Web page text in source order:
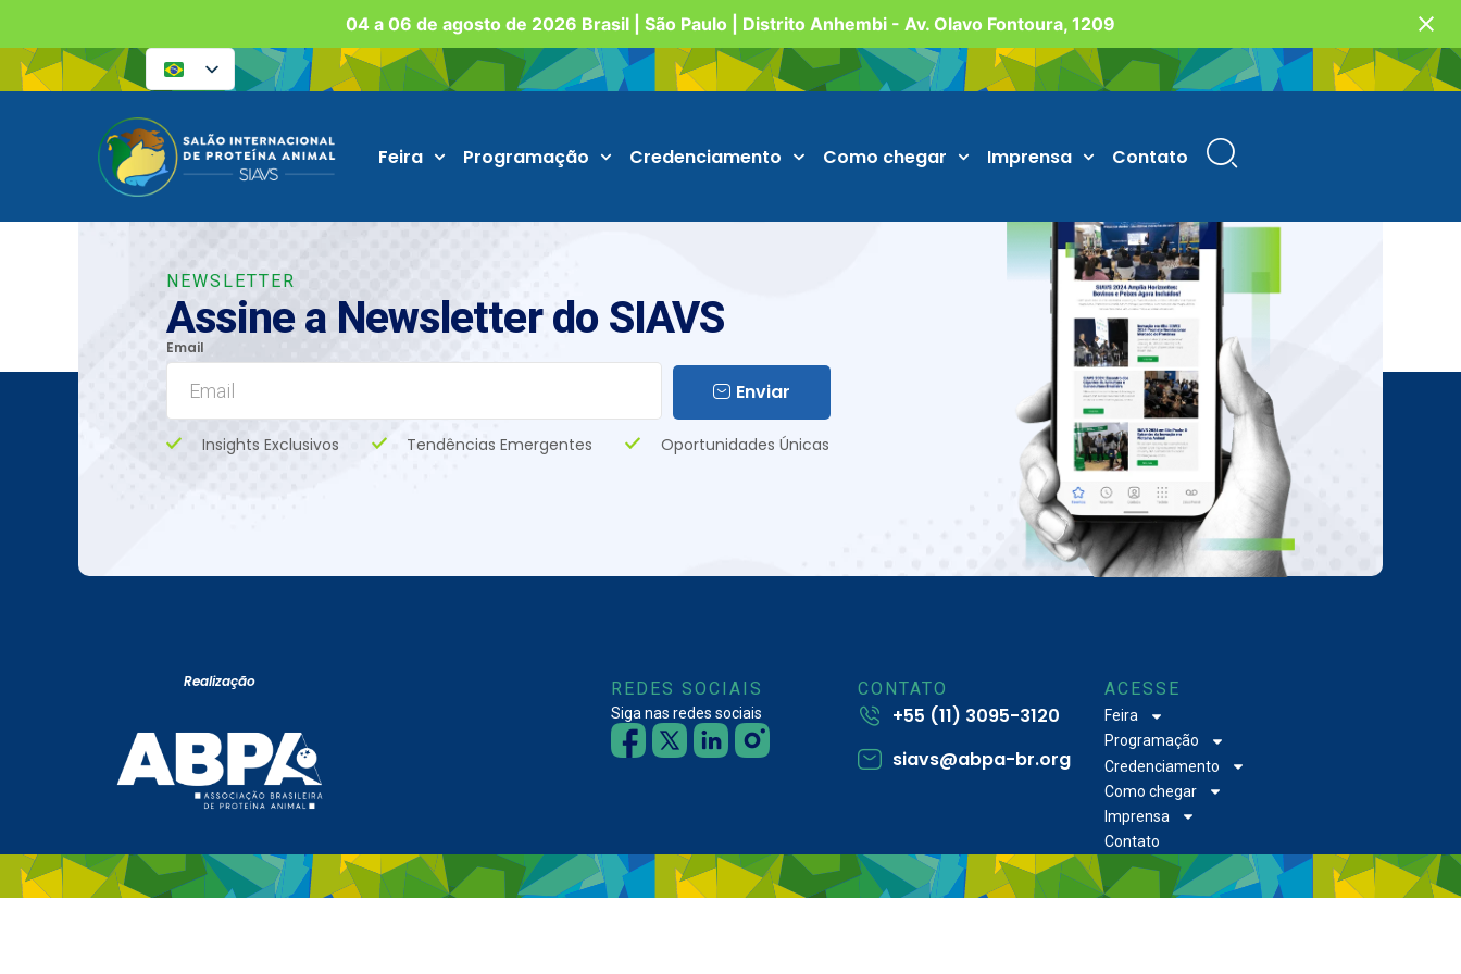
04 a 06 de agosto de 2026 Brasil | São Paulo | Distrito Anhembi - Av. Olavo Fontoura, 1209
Feira Programação Credenciamento Como chegar Imprensa Contato
NEWSLETTER
Assine a Newsletter do SIAVS
Email
Enviar
Insights Exclusivos Tendências Emergentes Oportunidades Únicas
Realização REDES SOCIAIS
Siga nas redes sociais
CONTATO
+55 (11) 3095-3120
siavs@abpa-br.org
ACESSE
Feira
Programação
Credenciamento
Como chegar
Imprensa
Contato